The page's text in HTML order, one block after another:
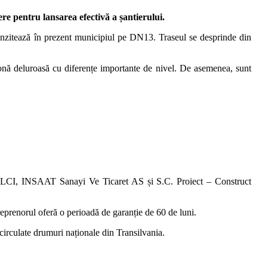
pentru lansarea efectivă a șantierului.
în prezent municipiul pe DN13. Traseul se desprinde din
deluroasă cu diferențe importante de nivel. De asemenea, sunt
INSAAT Sanayi Ve Ticaret AS și S.C. Proiect – Construct
oferă o perioadă de garanție de 60 de luni.
drumuri naționale din Transilvania.